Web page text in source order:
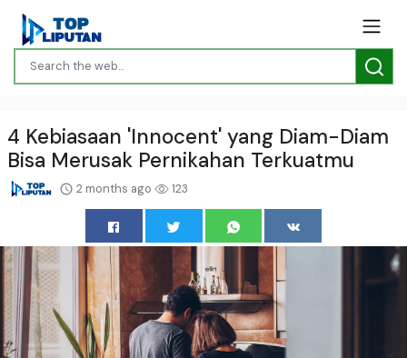
4 Kebiasaan 'Innocent' yang Diam-Diam
Bisa Merusak Pernikahan Terkuatmu
2 months ago 123